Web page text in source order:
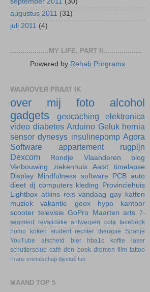
augustus 2011 (31)
juli 2011 (4)
...................MY LIFE, PART II...................
Powered by Rehab Programs
WAAROVER PRAAT IK
over mij foto
alcohol
gadgets
geocaching
elektronica
video diabetes Arduino Geluk hernia
sensor dynesys insulinepomp Agora
Software
appartement
rugpijn
Dexcom
Rondje Vlaanderen
blog
Verbouwing
ziekenhuis Aalst
timelapse
Display
Mindfulness software PCB auto
dieet dj computers kleding
Provinciehuis
Lightbox atkins reis vandaag gay katten
muziek
vakantie geox hypo
kantoor
scooter televisie GoPro Maarten arts 7-
segment revalidatie antwerpen cola facebook
homo
koken student rechter therapie
Spanje
YouTube
afscheid bier hba1c koffie
laser
schuttersclub café den boek dromen film tattoo
Frans vriendschap djembé fun
MAAND TOP 5